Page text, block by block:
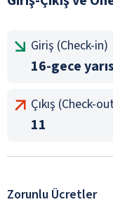
Giriş (Check-in)
16-gece
Çıkış (Check-
11
Zorunlu Ücretler